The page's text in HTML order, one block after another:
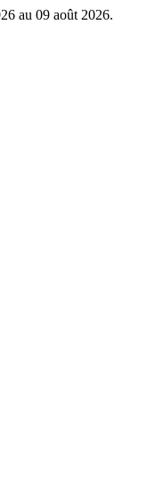
au 09 août 2026.